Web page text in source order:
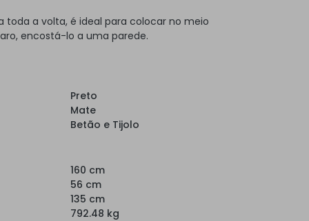
toda a volta, é ideal para colocar no meio
encostá-lo a uma parede.
Preto
Mate
Betão e Tijolo
160 cm
56 cm
135 cm
792.48 kg